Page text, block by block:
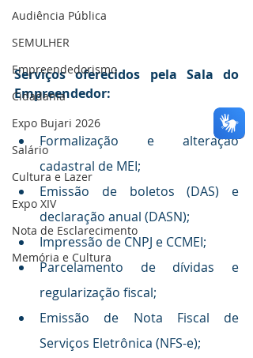
Audiência Pública
SEMULHER
Empreendedorismo
Cidadania
Expo Bujari 2026
Salário
Cultura e Lazer
Expo XIV
Nota de Esclarecimento
Memória e Cultura
Serviços oferecidos pela Sala do
Empreendedor:
Formalização e alteração
cadastral de MEI;
Emissão de boletos (DAS) e
declaração anual (DASN);
Impressão de CNPJ e CCMEI;
Parcelamento de dívidas e
regularização fiscal;
Emissão de Nota Fiscal de
Serviços Eletrônica (NFS-e);